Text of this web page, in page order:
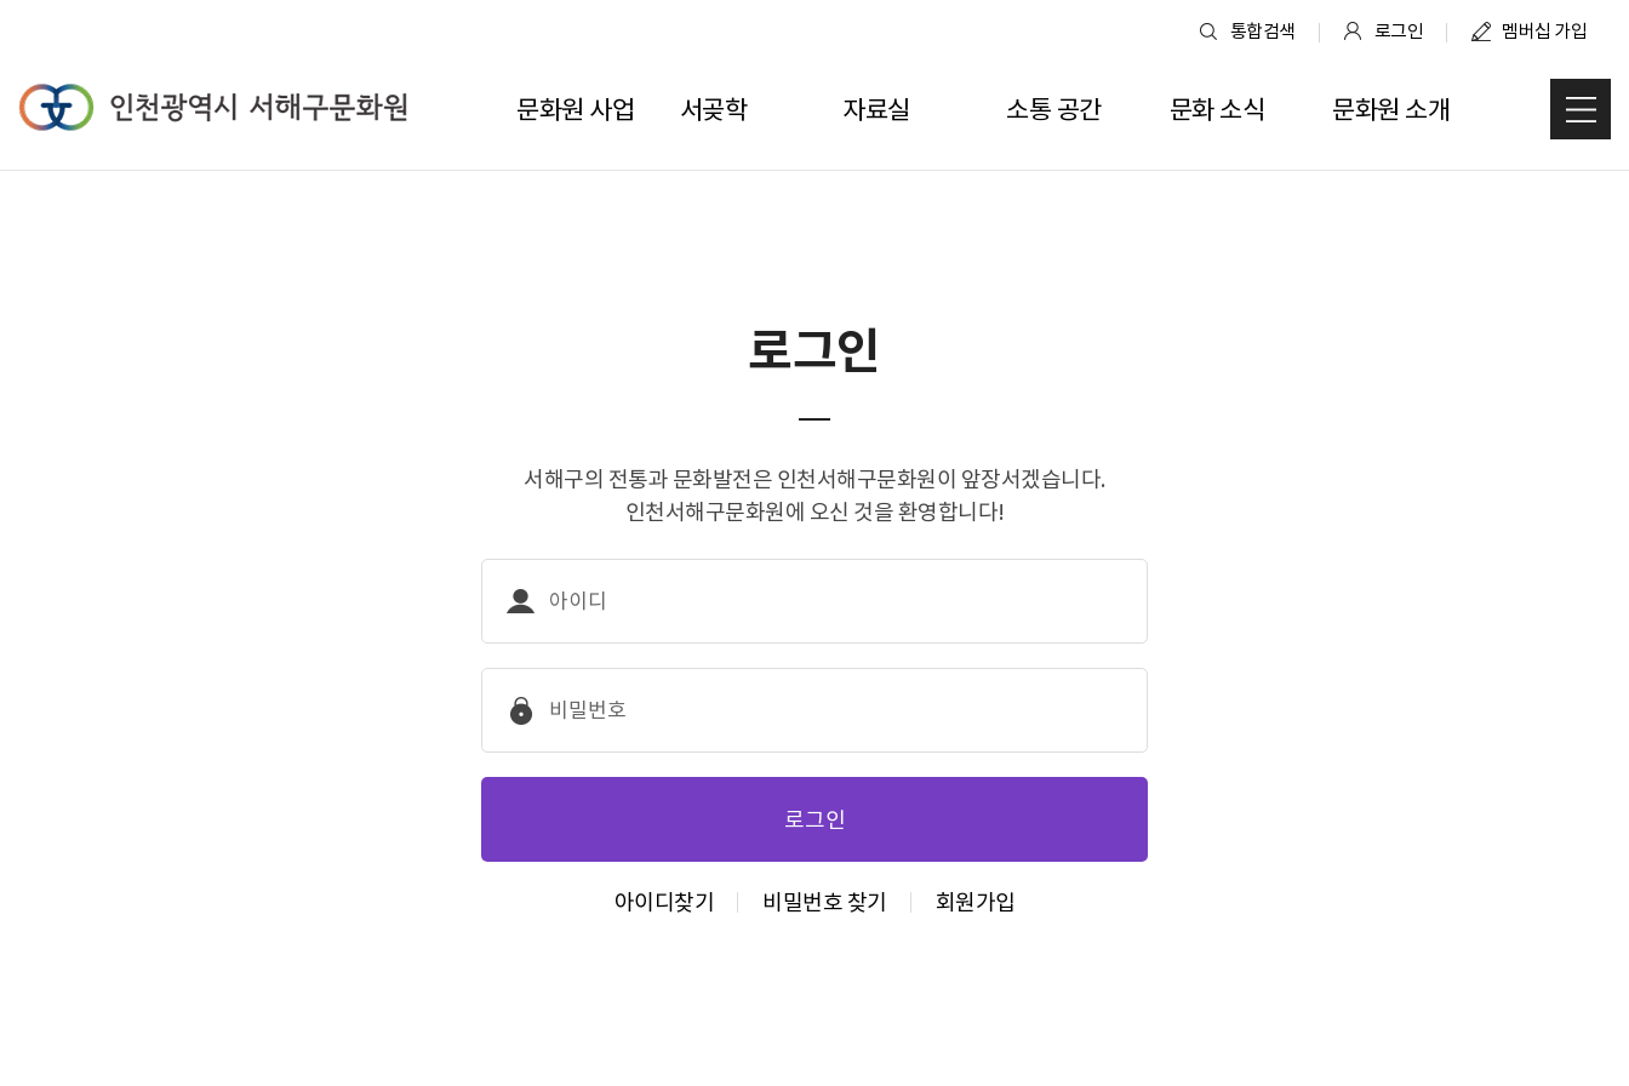
인천광역시 서해구문화원
통합검색 로그인 멤버십 가입
문화원 사업 서곶학 자료실 소통 공간 문화 소식 문화원 소개
로그인
서해구의 전통과 문화발전은 인천서해구문화원이 앞장서겠습니다.
인천서해구문화원에 오신 것을 환영합니다!
아이디찾기 비밀번호 찾기 회원가입